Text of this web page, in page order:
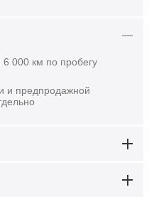
000 км по пробегу
и предпродажной